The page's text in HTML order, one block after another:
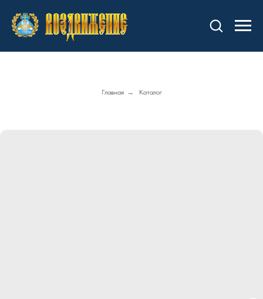
Главная → Каталог